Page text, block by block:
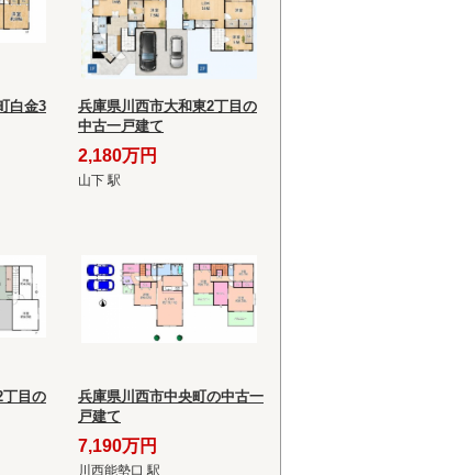
白金3
兵庫県川西市大和東2丁目の
中古一戸建て
2,180万円
山下 駅
丁目の
兵庫県川西市中央町の中古一
戸建て
7,190万円
川西能勢口 駅